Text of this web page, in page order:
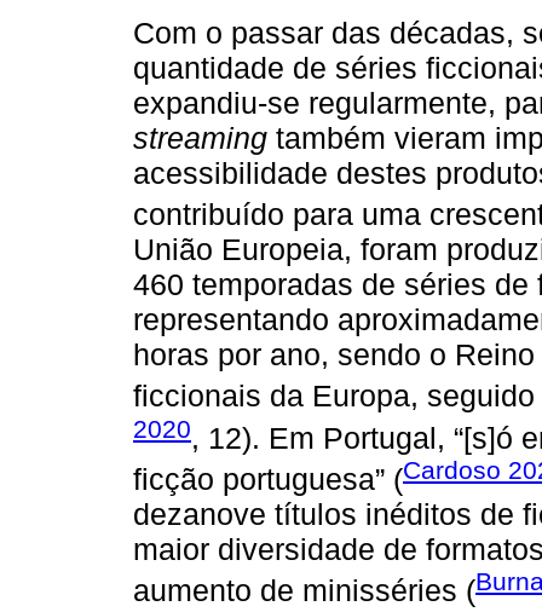
Com o passar das décadas,
quantidade de séries
expandiu-se regularmente,
streaming também vieram
acessibilidade destes
contribuído para uma
União Europeia, foram
460 temporadas de séries
representando
horas por ano, sendo o
ficcionais da Europa,
2020, 12). Em Portugal, “[s]ó
ficção portuguesa” (Cardoso
dezanove títulos inéditos de
maior diversidade de
aumento de minisséries (